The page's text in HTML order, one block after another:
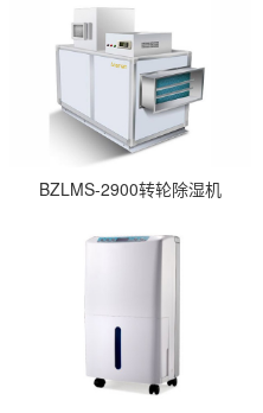
BZLMS-2900转轮除湿机